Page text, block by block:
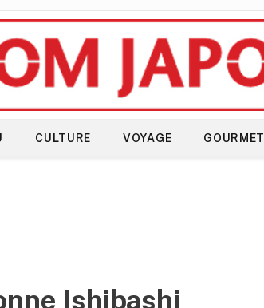
CULTURE VOYAGE GOURMET
Ishibashi